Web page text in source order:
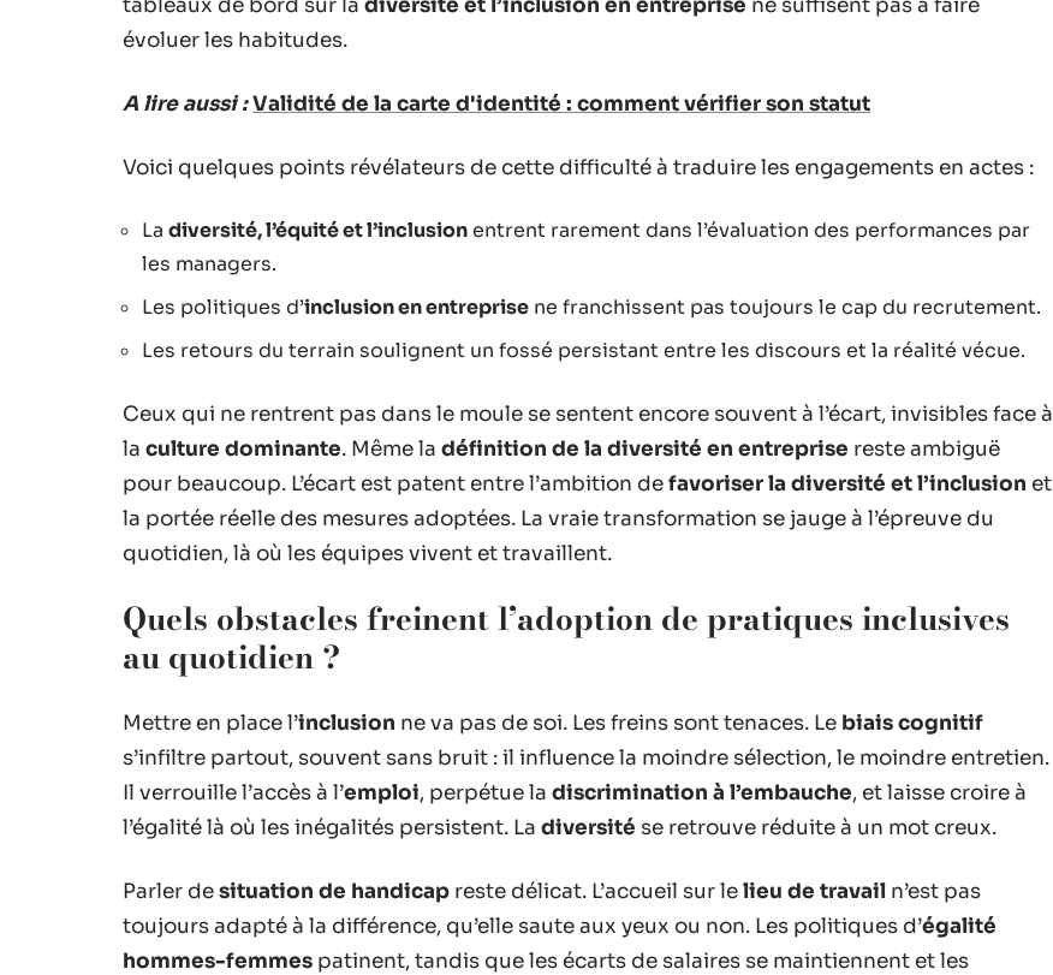
évoluer les habitudes.
A lire aussi :Validité de la carte d'identité : comment vérifier son statut
Voici quelques points révélateurs de cette difficulté à traduire les engagements en actes :
La diversité, l’équité et l’inclusionentrent rarement dans l’évaluation des performances par
les managers.
Les politiques d’inclusion en entreprise ne franchissent pas toujours le cap du recrutement.
Les retours du terrain soulignent un fossé persistant entre les discours et la réalité vécue.
Ceux qui ne rentrent pas dans le moule se sentent encore souvent à l’écart, invisibles face à
la culture dominante. Même la définition de la diversité en entreprise reste ambiguë
pour beaucoup. L’écart est patent entre l’ambition defavoriser la diversité et l’inclusion et
la portée réelle des mesures adoptées. La vraie transformation se jauge à l’épreuve du
quotidien, là où les équipes vivent et travaillent.
Quels obstacles freinent l’adoption de pratiques inclusives
au quotidien ?
Mettre en place l’inclusion ne va pas de soi. Les freins sont tenaces. Le biais cognitif
s’infiltre partout, souvent sans bruit : il influence la moindre sélection, le moindre entretien.
Il verrouille l’accès à l’emploi, perpétue la discrimination à l’embauche, et laisse croire à
l’égalité là où les inégalités persistent. La diversité se retrouve réduite à un mot creux.
Parler desituation de handicap reste délicat. L’accueil sur lelieu de travail n’est pas
toujours adapté à la différence, qu’elle saute aux yeux ou non. Les politiques d’égalité
hommes-femmes patinent, tandis que les écarts de salaires se maintiennent et les